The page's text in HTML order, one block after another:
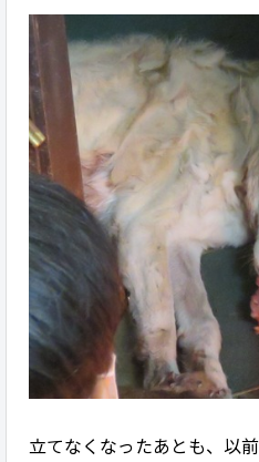
立てなくなったあとも、以